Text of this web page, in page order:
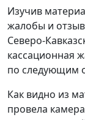
Изучив
жалобы и
Северо-
кассационная
по следующим
Как видно из
провела